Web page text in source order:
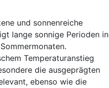
und sonnenreiche
lange sonnige Perioden in
Temperaturanstieg
die ausgeprägten
ebenso wie die